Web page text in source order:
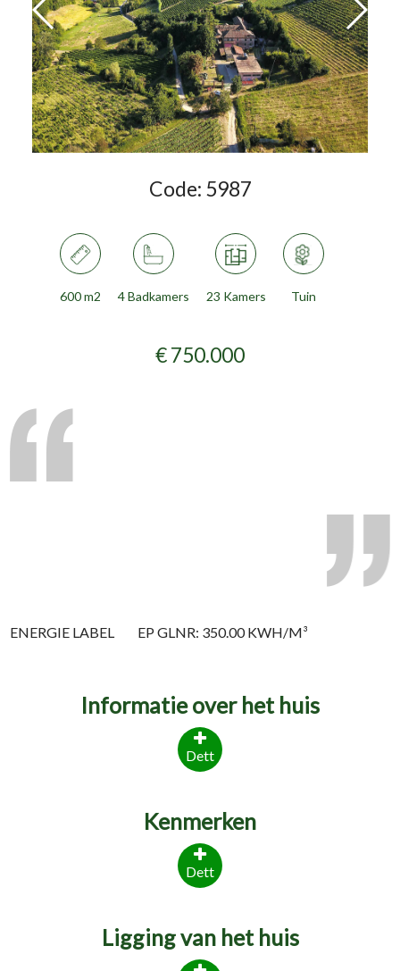
Code: 5987
600 m2 4 Badkamers 23 Kamers Tuin
€ 750.000
ENERGIE LABEL EP GLNR: 350.00 KWH/M³
Informatie over het huis
Dett
Kenmerken
Dett
Ligging van het huis